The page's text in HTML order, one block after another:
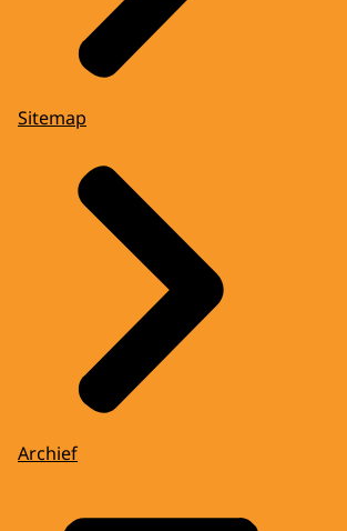
Sitemap
Archief